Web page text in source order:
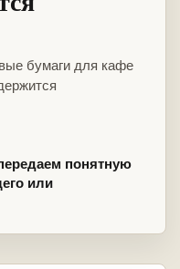
бумаги для кафе
понятную
или